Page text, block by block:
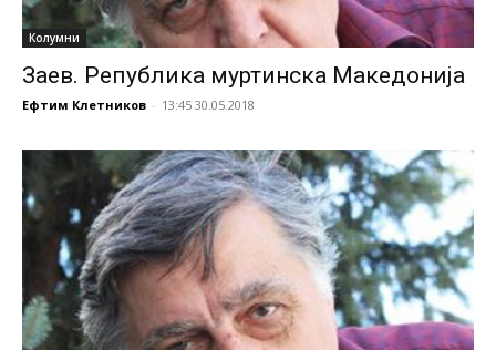
Колумни
Заев. Република муртинска Македонија
Ефтим Клетников - 13:45 30.05.2018